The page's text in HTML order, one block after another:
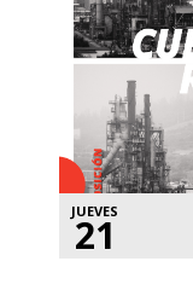
JUEVES
21